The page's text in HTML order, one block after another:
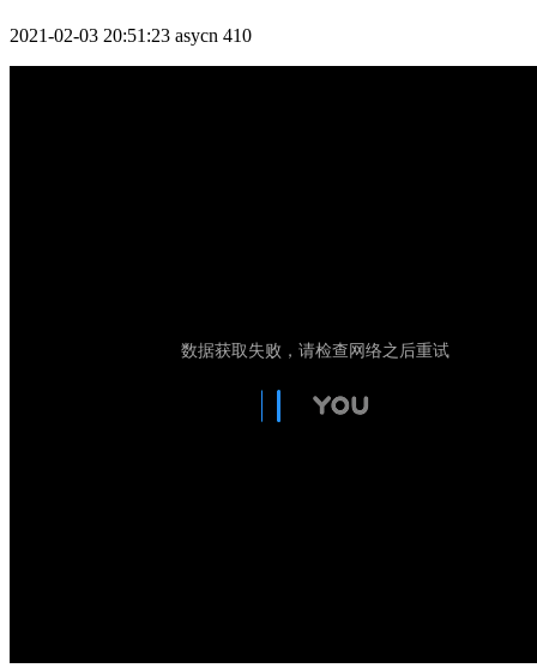
2021-02-03 20:51:23 asycn 410